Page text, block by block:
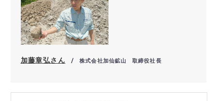
加藤章弘さん / 株式会社加仙鉱山 取締役社長